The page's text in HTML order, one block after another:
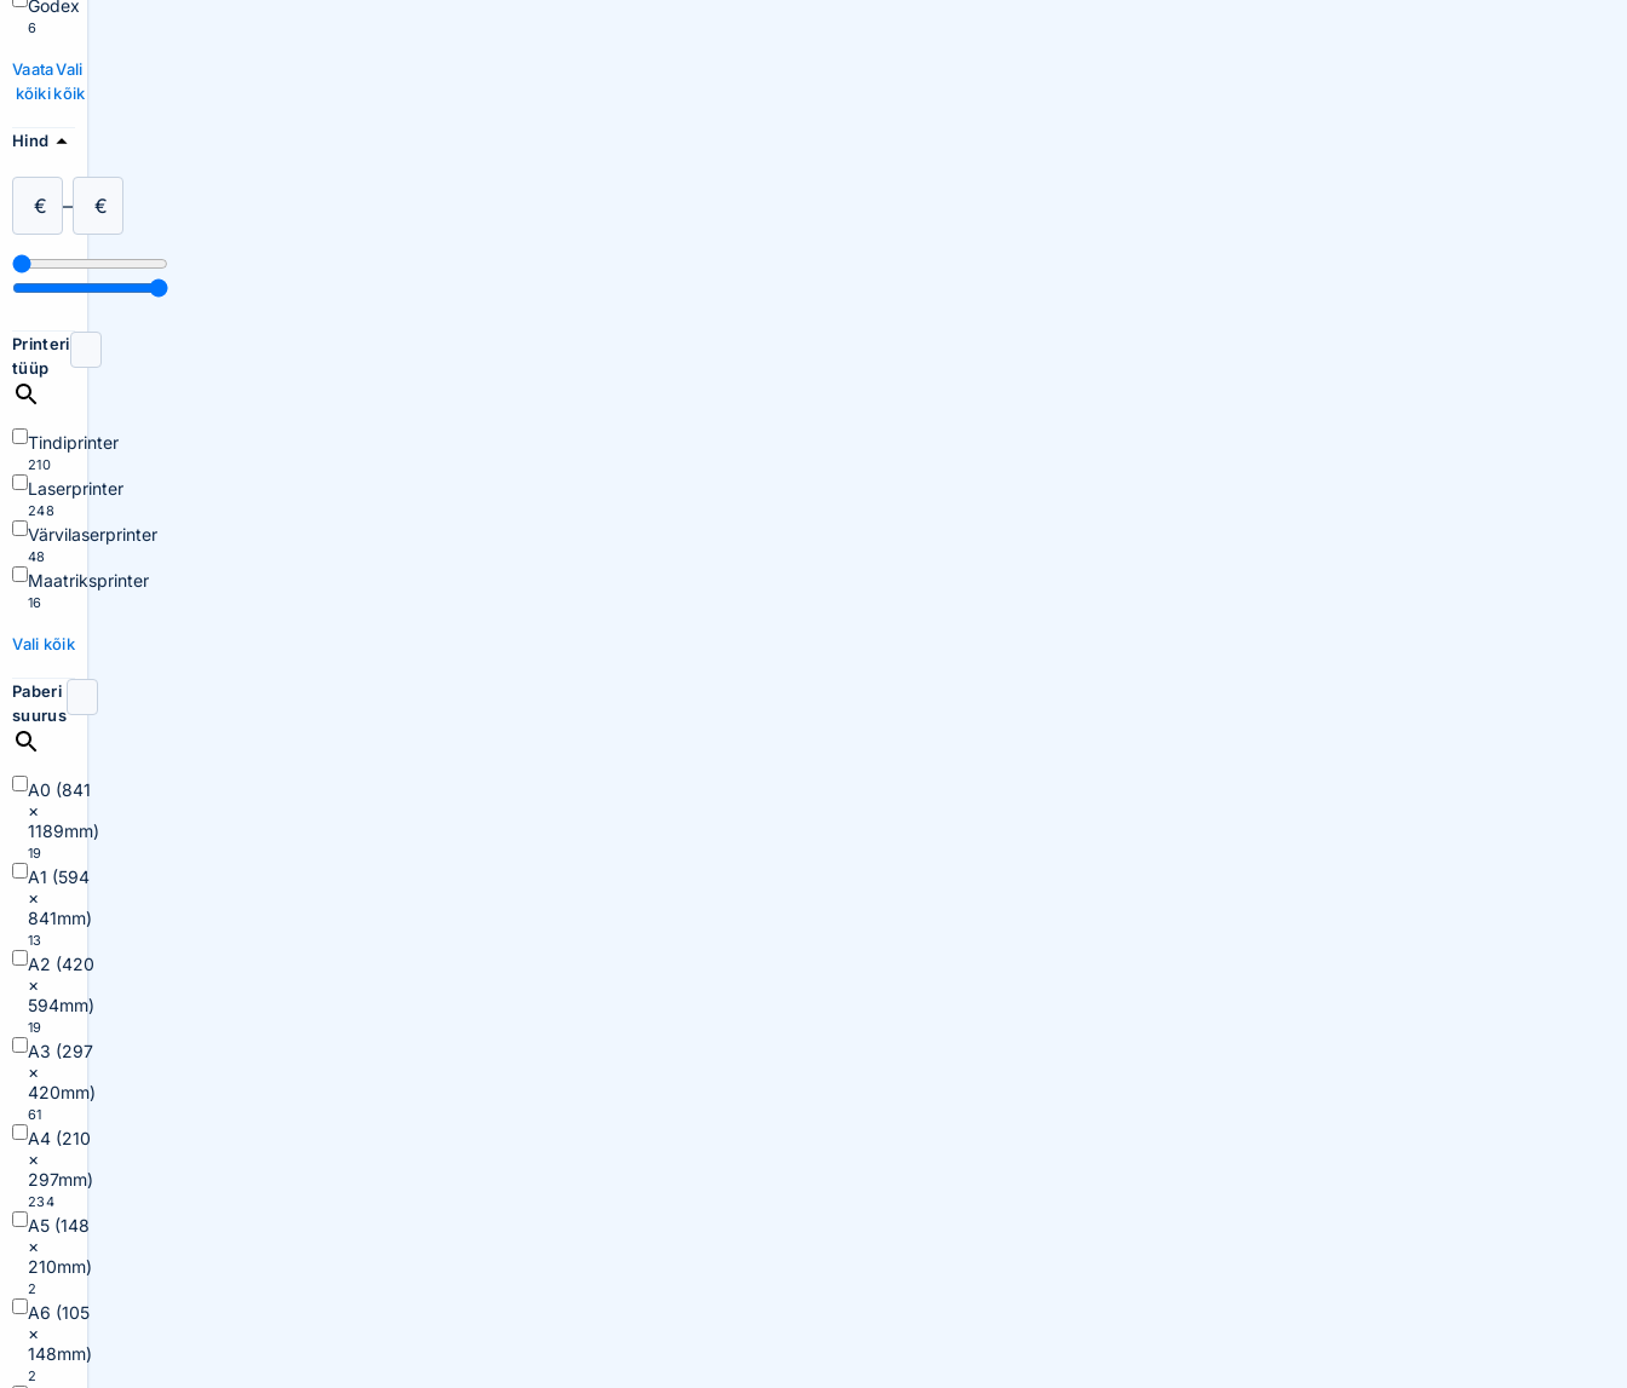
Godex
6
Vaata
kõiki
Vali
kõik
Hind
€ – €
Printeri
tüüp
Tindiprinter
210
Laserprinter
248
Värvilaserprinter
48
Maatriksprinter
16
Vali kõik
Paberi
suurus
A0 (841
×
1189mm)
19
A1 (594
×
841mm)
13
A2 (420
×
594mm)
19
A3 (297
×
420mm)
61
A4 (210
×
297mm)
234
A5 (148
×
210mm)
2
A6 (105
×
148mm)
2